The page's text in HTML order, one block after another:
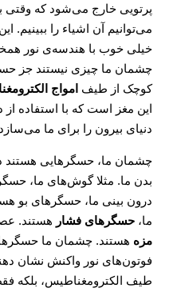
پرتویی خارج می‌شود که وقتی
می‌توانیم آن اشیاء را ببینیم.
خیلی خوب با هندسه‌ی نور
چشمان ما چیزی نیستند جز
کوچک از طیف امواج
این مغز است که با استفاده
دنیای بیرون را برای ما
چشمان ما، حسگرهایی هستند
بدن ما. مثلا گوش‌های ما،
درون بینی ما، حسگرهای بو
ما،حسگرهای فشار هستند.
مزه هستند. چشمان ما
فوتون‌های نور واکنش نشان
طیف الکترومغناطیس، بلکه